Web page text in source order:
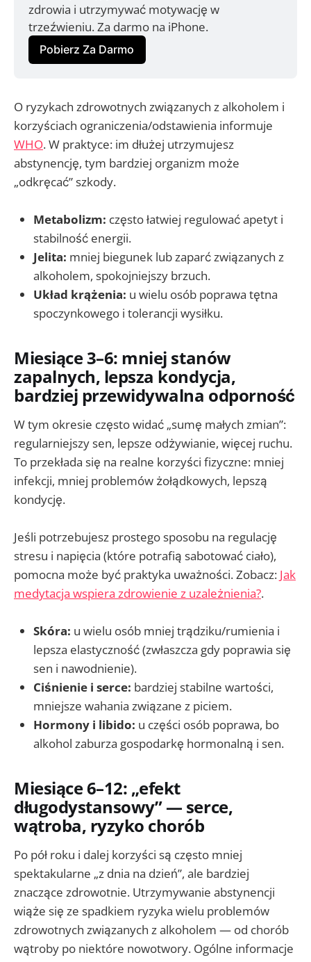
zdrowia i utrzymywać motywację w
trzeźwieniu. Za darmo na iPhone.
Pobierz Za Darmo
O ryzykach zdrowotnych związanych z alkoholem i
korzyściach ograniczenia/odstawienia informuje
WHO. W praktyce: im dłużej utrzymujesz
abstynencję, tym bardziej organizm może
„odkręcać” szkody.
Metabolizm: często łatwiej regulować apetyt i
stabilność energii.
Jelita: mniej biegunek lub zaparć związanych z
alkoholem, spokojniejszy brzuch.
Układ krążenia: u wielu osób poprawa tętna
spoczynkowego i tolerancji wysiłku.
Miesiące 3–6: mniej stanów
zapalnych, lepsza kondycja,
bardziej przewidywalna odporność
W tym okresie często widać „sumę małych zmian”:
regularniejszy sen, lepsze odżywianie, więcej ruchu.
To przekłada się na realne korzyści fizyczne: mniej
infekcji, mniej problemów żołądkowych, lepszą
kondycję.
Jeśli potrzebujesz prostego sposobu na regulację
stresu i napięcia (które potrafią sabotować ciało),
pomocna może być praktyka uważności. Zobacz: Jak
medytacja wspiera zdrowienie z uzależnienia?.
Skóra: u wielu osób mniej trądziku/rumienia i
lepsza elastyczność (zwłaszcza gdy poprawia się
sen i nawodnienie).
Ciśnienie i serce: bardziej stabilne wartości,
mniejsze wahania związane z piciem.
Hormony i libido: u części osób poprawa, bo
alkohol zaburza gospodarkę hormonalną i sen.
Miesiące 6–12: „efekt
długodystansowy” — serce,
wątroba, ryzyko chorób
Po pół roku i dalej korzyści są często mniej
spektakularne „z dnia na dzień”, ale bardziej
znaczące zdrowotnie. Utrzymywanie abstynencji
wiąże się ze spadkiem ryzyka wielu problemów
zdrowotnych związanych z alkoholem — od chorób
wątroby po niektóre nowotwory. Ogólne informacje